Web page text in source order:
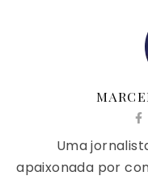
Uma
apaixonada por